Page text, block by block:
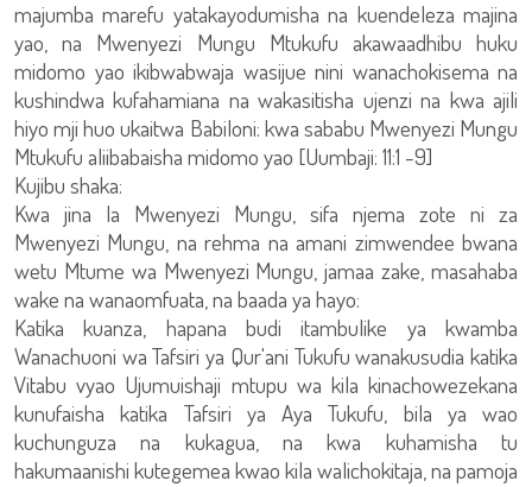
majumba marefu yatakayodumisha na kuendeleza majina
yao, na Mwenyezi Mungu Mtukufu akawaadhibu huku
midomo yao ikibwabwaja wasijue nini wanachokisema na
kushindwa kufahamiana na wakasitisha ujenzi na kwa ajili
hiyo mji huo ukaitwa Babiloni: kwa sababu Mwenyezi Mungu
Mtukufu aliibabaisha midomo yao [Uumbaji: 11:1 -9]
Kujibu shaka:
Kwa jina la Mwenyezi Mungu, sifa njema zote ni za
Mwenyezi Mungu, na rehma na amani zimwendee bwana
wetu Mtume wa Mwenyezi Mungu, jamaa zake, masahaba
wake na wanaomfuata, na baada ya hayo:
Katika kuanza, hapana budi itambulike ya kwamba
Wanachuoni wa Tafsiri ya Qur'ani Tukufu wanakusudia katika
Vitabu vyao Ujumuishaji mtupu wa kila kinachowezekana
kunufaisha katika Tafsiri ya Aya Tukufu, bila ya wao
kuchunguza na kukagua, na kwa kuhamisha tu
hakumaanishi kutegemea kwao kila walichokitaja, na pamoja